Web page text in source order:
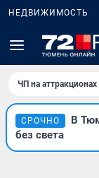
НЕДВИЖИМОСТЬ
ЧП на
СРОЧНО
В
без света